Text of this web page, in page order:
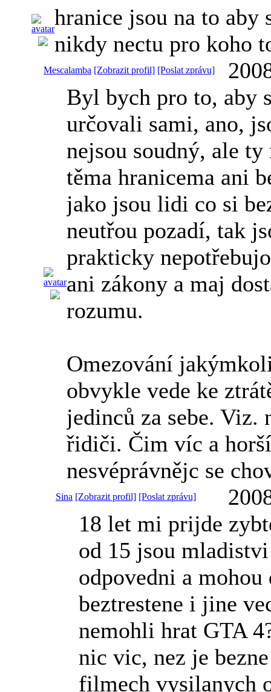
hranice jsou na to aby
nikdy nectu pro koho
Mescalamba [Zobrazit profil] [Poslat zprávu]
Byl bych pro to, aby
určovali sami, ano,
nejsou soudný, ale ty
těma hranicema ani
jako jsou lidi co si
neutřou pozadí, tak
prakticky
ani zákony a maj
rozumu.
Omezování
obvykle vede ke
jedinců za sebe. Viz.
řidiči. Čim víc a
nesvéprávnějc se
Sina [Zobrazit profil] [Poslat zprávu]
18 let mi prijde
od 15 jsou
odpovedni a mohou
beztrestene i jine
nemohli hrat GTA
nic vic, nez je
filmech vysilanych